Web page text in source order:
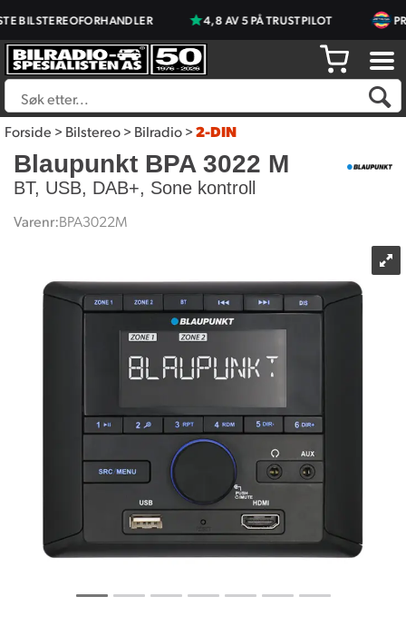
4,8 AV 5 PÅ TRUSTPILOT
Forside>Bilstereo>Bilradio>2-DIN
Blaupunkt BPA 3022 M
BT, USB, DAB+, Sone kontroll
Varenr:BPA3022M